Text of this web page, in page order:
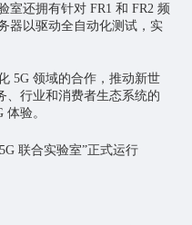
室还拥有针对 FR1 和 FR2 频
器以驱动全自动化测试，实
5G 领域的合作，推动新世
、行业和消费者生态系统的
验。